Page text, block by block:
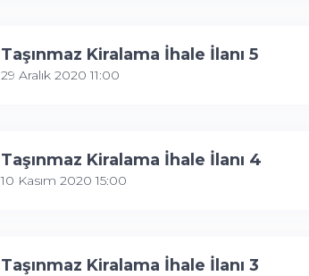
Taşınmaz Kiralama İhale İlanı 5
29 Aralık 2020 11:00
Taşınmaz Kiralama İhale İlanı 4
10 Kasım 2020 15:00
Taşınmaz Kiralama İhale İlanı 3